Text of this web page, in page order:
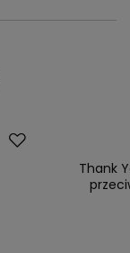
NaszThank